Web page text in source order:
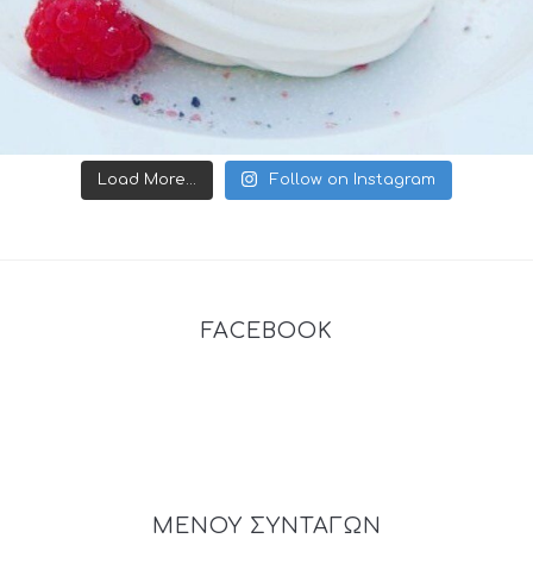
Load More... Follow on Instagram
FACEBOOK
ΜΕΝΟΥ ΣΥΝΤΑΓΩΝ